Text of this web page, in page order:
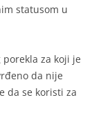
statusom u
za koji je
da nije
da se koristi za